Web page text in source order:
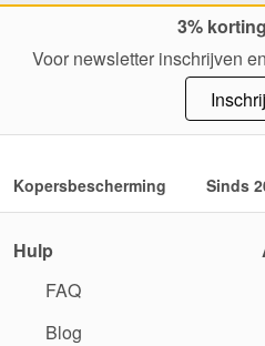
3%
Voor newsletter inschrijven
Kopersbescherming Sinds
Hulp
FAQ
Blog